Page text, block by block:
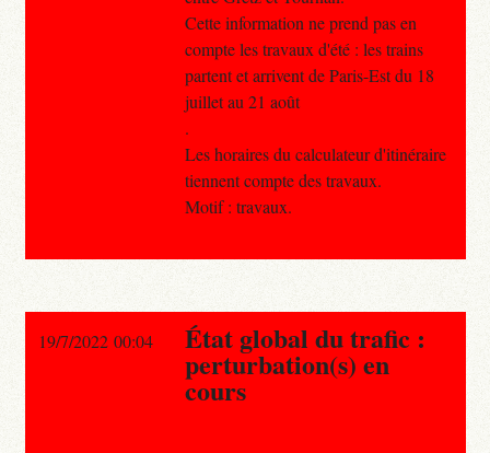
Cette information ne prend pas en
compte les travaux d'été : les trains
partent et arrivent de Paris-Est du 18
juillet au 21 août
.
Les horaires du calculateur d'itinéraire
tiennent compte des travaux.
Motif : travaux.
19/7/2022 00:04 État global du trafic :
perturbation(s) en
cours